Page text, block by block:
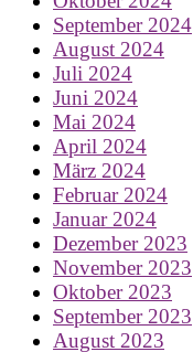
September 2024
August 2024
Juli 2024
Juni 2024
Mai 2024
April 2024
März 2024
Februar 2024
Januar 2024
Dezember 2023
November 2023
Oktober 2023
September 2023
August 2023